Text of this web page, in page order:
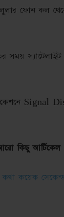
ফোন কল
সময় স্যাটেলাইট
Signal
কিছু আর্টিকেল
কথা কয়েক